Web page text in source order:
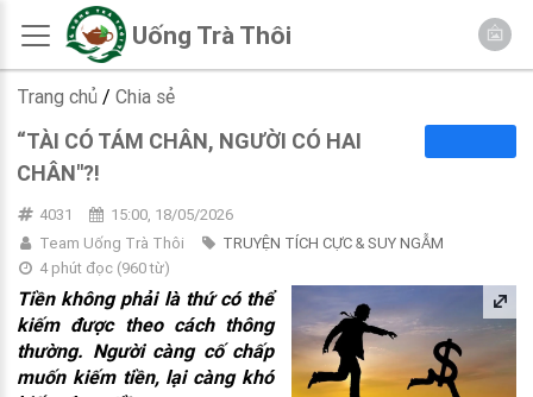
Uống Trà Thôi
Trang chủ / Chia sẻ
“TÀI CÓ TÁM CHÂN, NGƯỜI CÓ HAI
CHÂN"?!
4031
15:00, 18/05/2026
Team Uống Trà Thôi
TRUYỆN TÍCH CỰC & SUY NGẪM
4 phút đọc(960từ)
Tiền không phải là thứ có thể
kiếm được theo cách thông
thường. Người càng cố chấp
muốn kiếm tiền, lại càng khó